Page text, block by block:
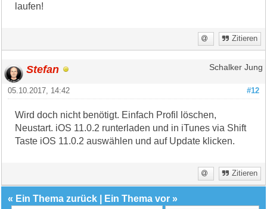
laufen!
Zitieren
Stefan Schalker Jung
#12
05.10.2017, 14:42
Wird doch nicht benötigt. Einfach Profil löschen,
Neustart. iOS 11.0.2 runterladen und in iTunes via Shift
Taste iOS 11.0.2 auswählen und auf Update klicken.
Zitieren
« Ein Thema zurück Ein Thema vor »